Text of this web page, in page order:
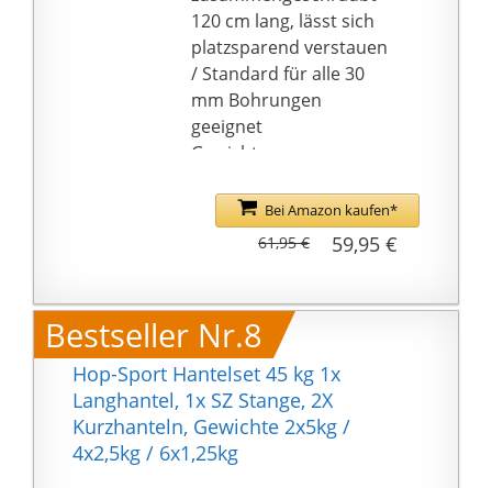
Kurzhantel-
Griffstangen, 1x
gepolstertes
Langhantel-Mittelstück,
4x Sternverschlüsse mit
(Gesamtgewicht
vollständig montiert
30kg). Farbe blau-
💪MULTIFUNKTIONAL:
Unser Langhantel-Set
kann Ihnen helfen, Ihre
Ausdauer für jede
Sportart zu entwickeln,
mehr Kalorien zu
kardiovaskuläre Fitness
zu verbessern
120 cm lang, lässt sich
platzsparend verstauen
/ Standard für alle 30
mm Bohrungen
geeignet
Gewichte:
Zement mit Kunststoff
ummantelt.
Bodenschonendes und
Keine Rotation: Die
Scheiben fixieren sich
durch Mulden und
Noppen miteinander
inkl. Schnellspanner
zum Fixieren der
Gewichte
Bei Amazon kaufen*
59,95 €
61,95 €
Bestseller Nr.8
Hop-Sport Hantelset 45 kg 1x
Langhantel, 1x SZ Stange, 2X
Kurzhanteln, Gewichte 2x5kg /
4x2,5kg / 6x1,25kg